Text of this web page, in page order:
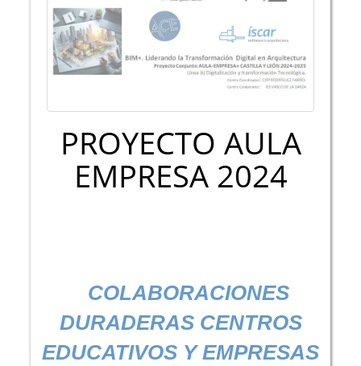
PROYECTO AULA
EMPRESA 2024
COLABORACIONES
DURADERAS CENTROS
EDUCATIVOS Y EMPRESAS